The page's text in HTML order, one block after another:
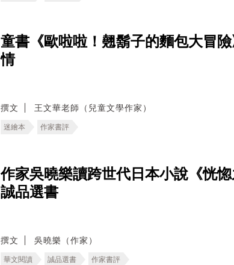
童書《歐啦啦！翹鬍子的麵包大冒
情
撰文 王文華老師（兒童文學作家）
迷繪本 作家書評
作家吳曉樂讀跨世代日本小說《恍
誠品選書
撰文 吳曉樂（作家）
華文閱讀 誠品選書 作家書評